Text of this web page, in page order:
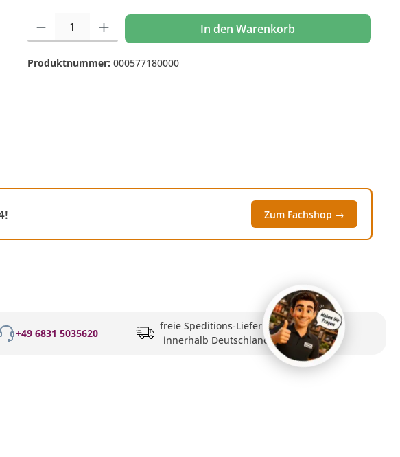
Produkt Anzahl: Gib den gewünschten Wert ein oder benutze die Schaltflächen um die
In den Warenkorb
Produktnummer: 000577180000
Zum Fachshop →
+49 6831 5035620
freie Speditions-Lieferung
innerhalb Deutschlands